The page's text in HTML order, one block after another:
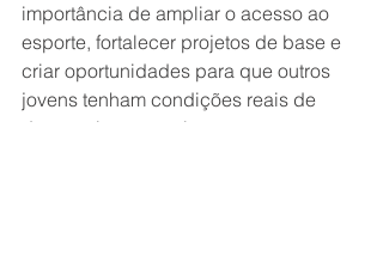
importância de ampliar o acesso ao
esporte, fortalecer projetos de base e
criar oportunidades para que outros
jovens tenham condições reais de
desenvolver seu talento.